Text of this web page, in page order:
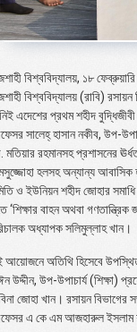
বিশ্ববিদ্যালয়, ১৮
বিশ্ববিদ্যালয় (রাবি)
এদেশের প্রথম শহীদ
সালেহ্ হাসান নকীব, উপ-
মতিয়ার রহমানসহ প্রশাসনের
হলসহ অন্যান্য আবাসিক
ও ইউনিয়ন শহীদ জোহার
‘শিক্ষার বাহন অথবা গণতান্ত্রিক
অধ্যাপক সলিমুল্লাহ খান।
আয়োজনে অতিথি হিসেবে উপস্থিত
উদ্দীন, উপ-উপাচার্য (শিক্ষা)
জোহা খান। রসায়ন বিভাগের
এ কে এম আজহারুল ইসলাম